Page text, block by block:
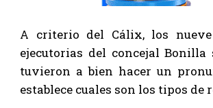
A criterio del Cálix, los
ejecutorias del concejal Bonilla
tuvieron a bien hacer un
establece cuales son los tipos de